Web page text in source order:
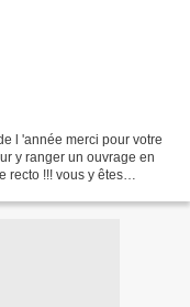
l 'année merci pour votre
y ranger un ouvrage en
recto !!! vous y êtes